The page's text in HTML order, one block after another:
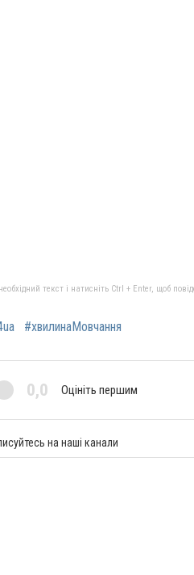
текст і натисніть Ctrl + Enter, щоб
#хвилинаМовчання
0,0 Оцініть першим
на наші канали